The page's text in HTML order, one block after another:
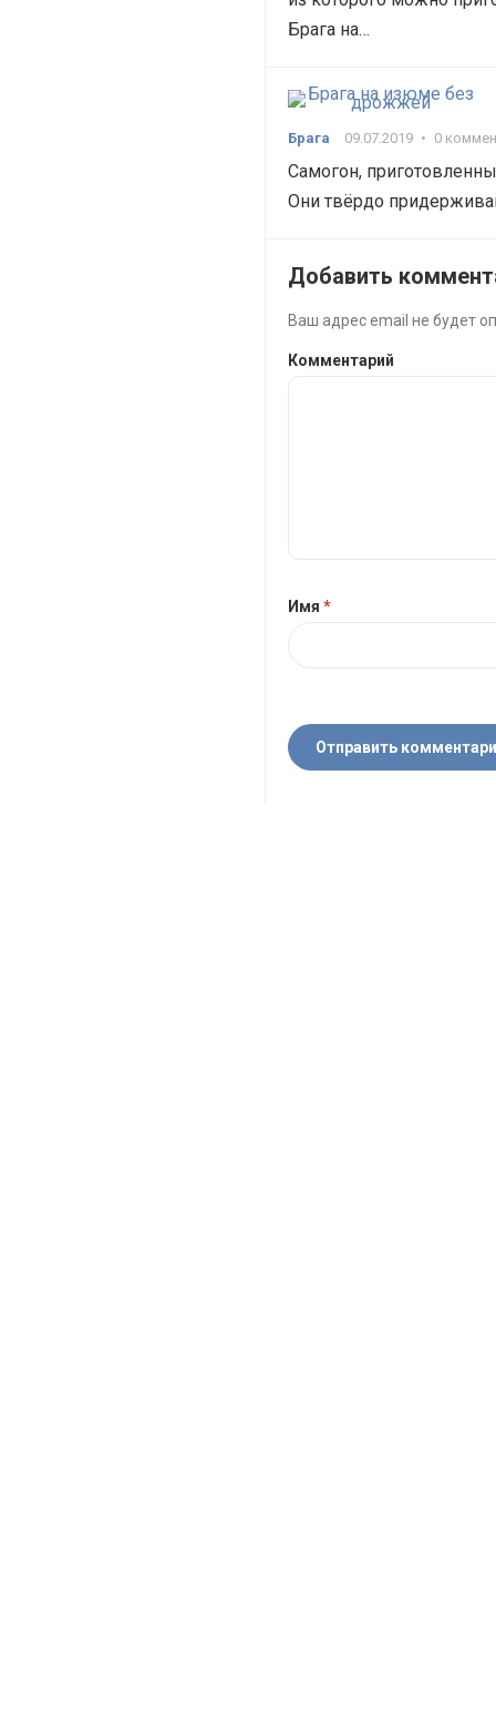
Брага на…
Брага 09.07.2019 • 0
Самогон,
Они твёрдо
Добавить
Ваш адрес email не будет
Комментарий
Имя *